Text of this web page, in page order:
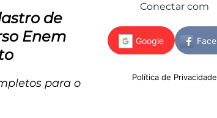
de
Enem
para o
Conectar com
Política de Privacidade